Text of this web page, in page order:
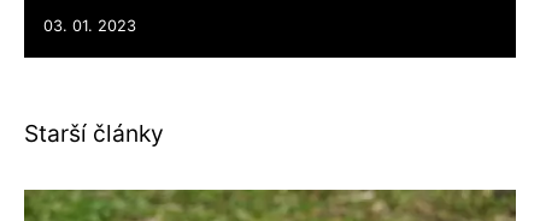
03. 01. 2023
Starší články